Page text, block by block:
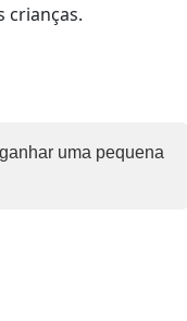
crianças.
uma pequena